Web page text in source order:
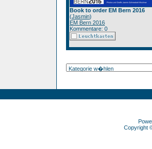
Book to order EM Bern 2016
(Jasmin)
EM Bern 2016
Kommentare: 0
Copyright